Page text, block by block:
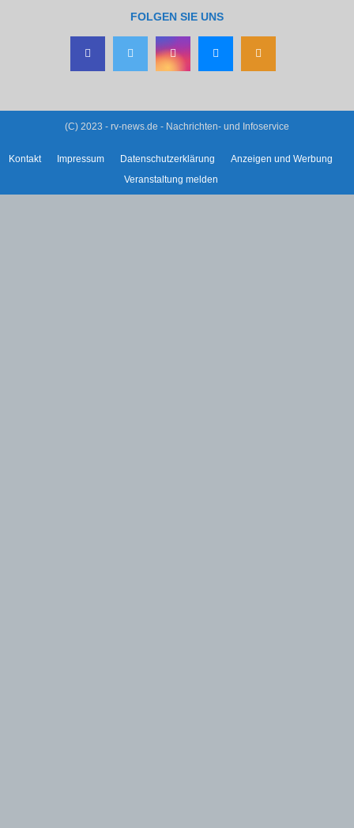
FOLGEN SIE UNS
(C) 2023 - rv-news.de - Nachrichten- und Infoservice
Kontakt Impressum Datenschutzerklärung
Anzeigen und Werbung
Veranstaltung melden